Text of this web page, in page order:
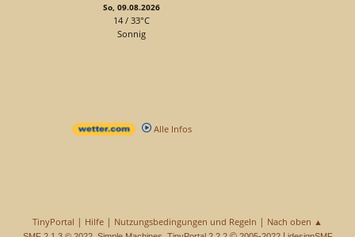
So, 09.08.2026
14 / 33°C
Sonnig
Alle Infos
TinyPortal | Hilfe | Nutzungsbedingungen und Regeln | Nach oben ▲